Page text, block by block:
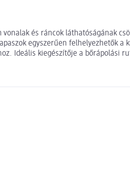
és ráncok láthatóságának
egyszerűen felhelyezhetők
Ideális kiegészítője a bőrápolási